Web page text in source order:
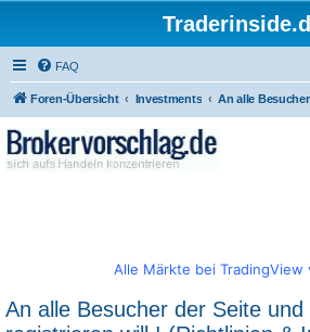
FAQ
Foren-Übersicht Investments
Alle Märkte bei TradingView
An alle Besucher der Seite und